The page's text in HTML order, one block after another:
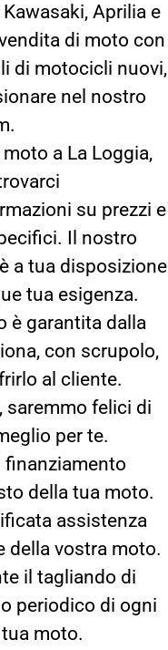
Aprilia e
di moto con
di motocicli nuovi,
nel nostro
a La Loggia,
su prezzi e
Il nostro
a tua disposizione
tua esigenza.
è garantita dalla
con scrupolo,
al cliente.
saremmo felici di
per te.
finanziamento
della tua moto.
assistenza
della vostra moto.
il tagliando di
periodico di ogni
moto.